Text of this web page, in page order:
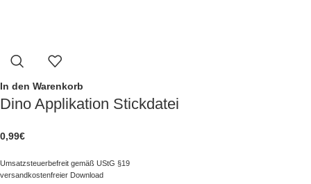
In den Warenkorb
Dino Applikation Stickdatei
0,99€
Umsatzsteuerbefreit gemäß UStG §19
versandkostenfreier Download